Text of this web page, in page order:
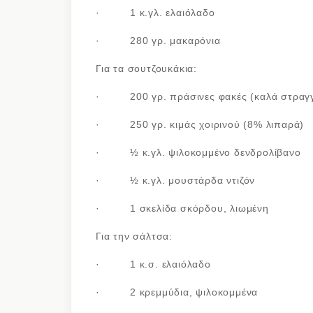
· 1 κ.γλ. ελαιόλαδο
· 280 γρ. μακαρόνια
Για τα σουτζουκάκια:
· 200 γρ. πράσινες φακές (καλά
· 250 γρ. κιμάς χοιρινού (8% λιπαρά)
· ½ κ.γλ. ψιλοκομμένο δενδρολίβανο
· ½ κ.γλ. μουστάρδα ντιζόν
· 1 σκελίδα σκόρδου, λιωμένη
Για την σάλτσα:
· 1 κ.σ. ελαιόλαδο
· 2 κρεμμύδια, ψιλοκομμένα